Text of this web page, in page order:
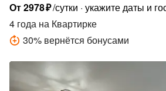
От2978₽/сутки укажите даты и
4 года на Квартирке
30% вернётся бонусами